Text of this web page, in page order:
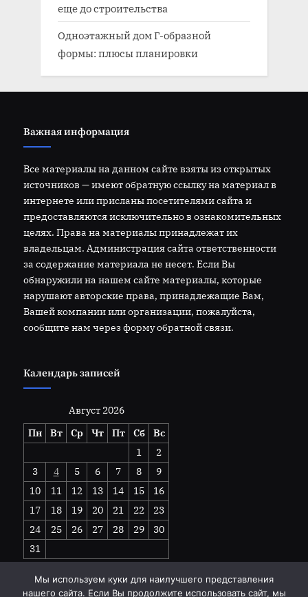
еще до строительства
Одноэтажный дом Г-образной
формы: плюсы планировки
Важная информация
Все материалы на данном сайте взяты из открытых
источников — имеют обратную ссылку на материал в
интернете или присланы посетителями сайта и
предоставляются исключительно в ознакомительных
целях. Права на материалы принадлежат их
владельцам. Администрация сайта ответственности
за содержание материала не несет. Если Вы
обнаружили на нашем сайте материалы, которые
нарушают авторские права, принадлежащие Вам,
Вашей компании или организации, пожалуйста,
сообщите нам через форму обратной связи.
Календарь записей
Август 2026
Пн
Вт Ср Чт Пт Сб
Вс
1
2
3
4 5 6 7 8
9
10
11 12 13 14 15
16
17
18 19 20 21 22
23
24
25 26 27 28 29
30
31
Мы используем куки для наилучшего представления
нашего сайта. Если Вы продолжите использовать сайт, мы